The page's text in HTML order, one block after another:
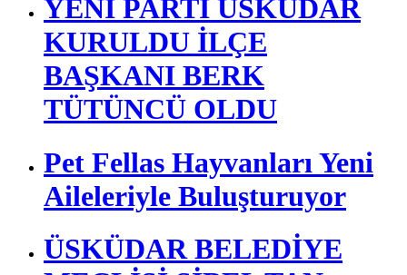
5,5 MİLYON EMEKLİ
KÖK MAAŞDA BULUŞTU
Üsküdar Belediye Başkanı
Sinem Dedetaş gözaltına
alındı
YENİ PARTİ ÜSKÜDAR
KURULDU İLÇE